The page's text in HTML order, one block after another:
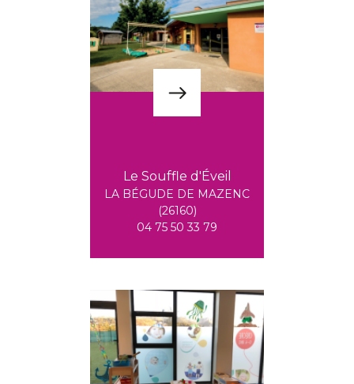
Le Souffle d'Éveil
LA BÉGUDE DE MAZENC
(26160)
04 75 50 33 79